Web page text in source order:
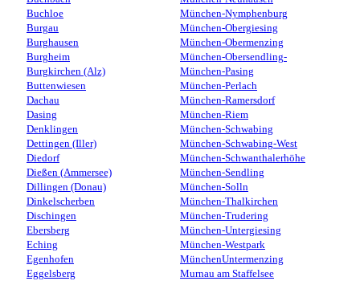
Buchloe
Burgau
Burghausen
Burgheim
Burgkirchen (Alz)
Buttenwiesen
Dachau
Dasing
Denklingen
Dettingen (Iller)
Diedorf
Dießen (Ammersee)
Dillingen (Donau)
Dinkelscherben
Dischingen
Ebersberg
Eching
Egenhofen
Eggelsberg
München-Nymphenburg
München-Obergiesing
München-Obermenzing
München-Obersendling-
München-Pasing
München-Perlach
München-Ramersdorf
München-Riem
München-Schwabing
München-Schwabing-West
München-Schwanthalerhöhe
München-Sendling
München-Solln
München-Thalkirchen
München-Trudering
München-Untergiesing
München-Westpark
MünchenUntermenzing
Murnau am Staffelsee